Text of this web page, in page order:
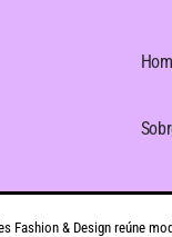
Fashion & Design reúne